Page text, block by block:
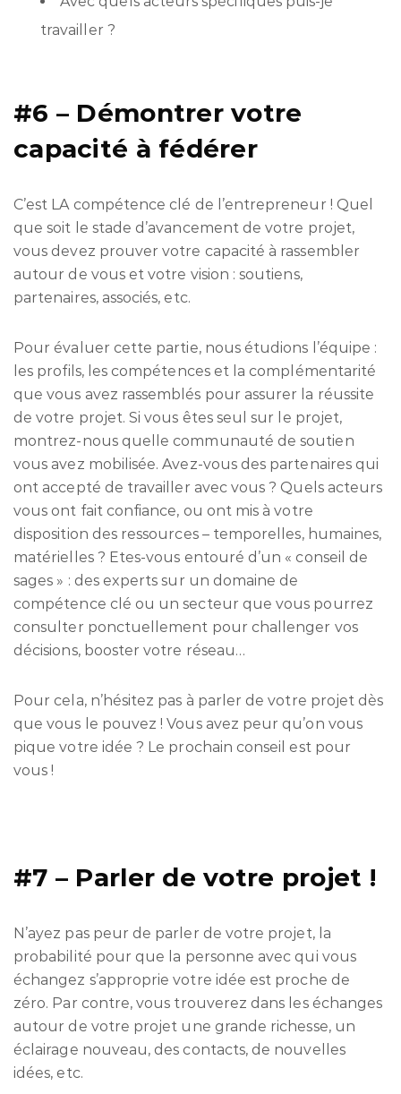
travailler ?
#6 – Démontrer votre
capacité à fédérer
C’est LA compétence clé de l’entrepreneur ! Quel
que soit le stade d’avancement de votre projet,
vous devez prouver votre capacité à rassembler
autour de vous et votre vision : soutiens,
partenaires, associés, etc.
Pour évaluer cette partie, nous étudions l’équipe :
les profils, les compétences et la complémentarité
que vous avez rassemblés pour assurer la réussite
de votre projet. Si vous êtes seul sur le projet,
montrez-nous quelle communauté de soutien
vous avez mobilisée. Avez-vous des partenaires qui
ont accepté de travailler avec vous ? Quels acteurs
vous ont fait confiance, ou ont mis à votre
disposition des ressources – temporelles, humaines,
matérielles ? Etes-vous entouré d’un « conseil de
sages » : des experts sur un domaine de
compétence clé ou un secteur que vous pourrez
consulter ponctuellement pour challenger vos
décisions, booster votre réseau…
Pour cela, n’hésitez pas à parler de votre projet dès
que vous le pouvez ! Vous avez peur qu’on vous
pique votre idée ? Le prochain conseil est pour
vous !
#7 – Parler de votre projet !
N’ayez pas peur de parler de votre projet, la
probabilité pour que la personne avec qui vous
échangez s’approprie votre idée est proche de
zéro. Par contre, vous trouverez dans les échanges
autour de votre projet une grande richesse, un
éclairage nouveau, des contacts, de nouvelles
idées, etc.